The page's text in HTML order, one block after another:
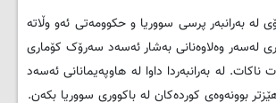
له‌ به‌رانبه‌ر پرسی سووریا و حکوومه‌تی ئه‌و وڵاته‌
له‌سه‌ر وه‌لاوه‌نانی به‌شار ئه‌سه‌د سه‌رۆک کۆماری
ناکات. له‌ به‌رانبه‌ردا داوا له‌ هاوپه‌یمانانی ئه‌سه‌د
بوونه‌وه‌ی کورده‌کان له‌ باکووری سووریا بکه‌ن.